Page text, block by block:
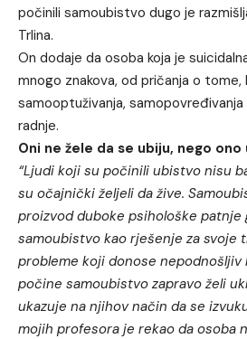
počinili samoubistvo dugo je
Trlina.
On dodaje da osoba koja je
mnogo znakova, od pričanja o tome,
samooptuživanja,
radnje.
Oni ne žele da se ubiju, nego
“Ljudi koji su počinili ubistvo nisu
su očajnički željeli da žive.
proizvod duboke psihološke patnje
samoubistvo kao rješenje za svoje
probleme koji donose nepodnošljiv
počine samoubistvo zapravo želi
ukazuje na njihov način da se
mojih profesora je rekao da osoba